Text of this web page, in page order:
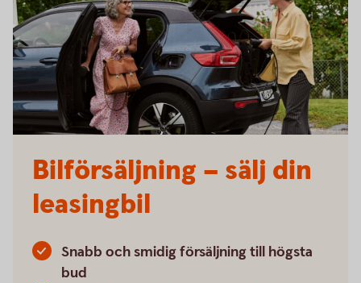
Bilförsäljning – sälj din
leasingbil
Snabb och smidig försäljning till högsta
bud